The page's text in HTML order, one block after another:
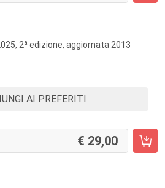
2a edizione, aggiornata 2013
AI PREFERITI
29,00